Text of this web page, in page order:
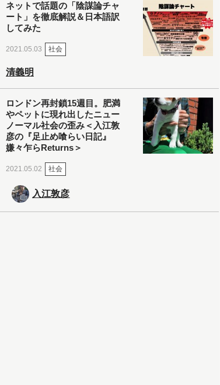
ネットで話題の「陰謀論チャ
ート」を徹底解説＆日本語訳
してみた
2021.05.03 社会
清義明
ロンドン再封鎖15週目。肥満
やペットに現れ出したニュー
ノーマル社会の歪み＜入江敦
彦の『足止め喰らい日記』
嫌々乍らReturns＞
2021.05.02 社会
入江敦彦